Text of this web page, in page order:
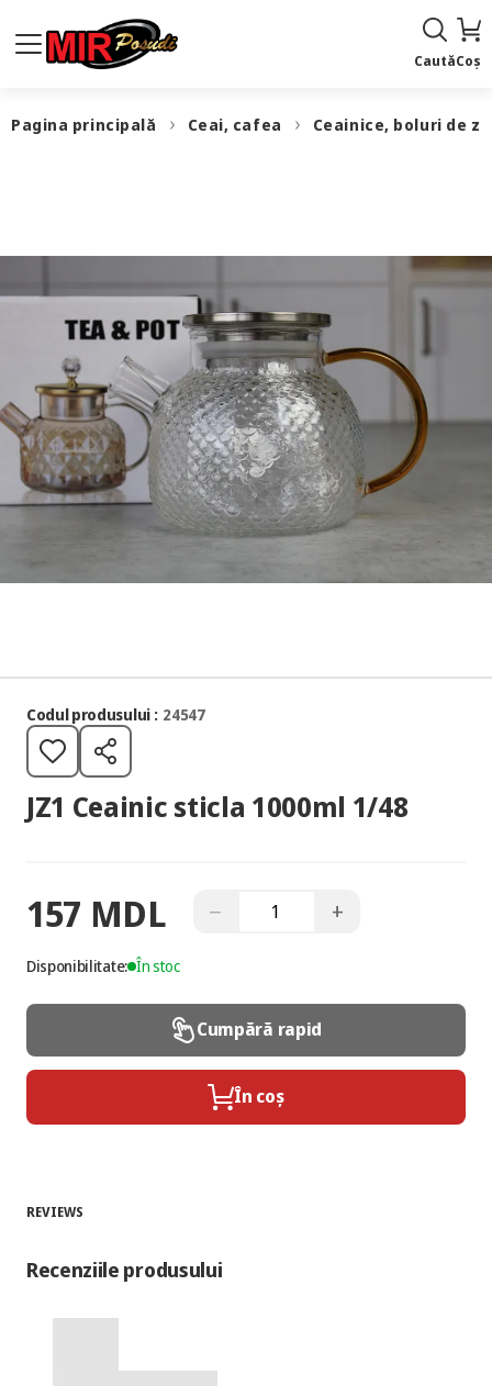
CautăCoș
Pagina principală Ceai, cafea Ceainice, boluri de
Codul produsului : 24547
JZ1 Ceainic sticla 1000ml 1/48
157 MDL − +
Disponibilitate: În stoc
Cumpără rapid
În coș
REVIEWS
Recenziile produsului